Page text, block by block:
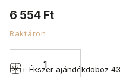
6 554 Ft
Raktáron
+ Ékszer ajándékdoboz